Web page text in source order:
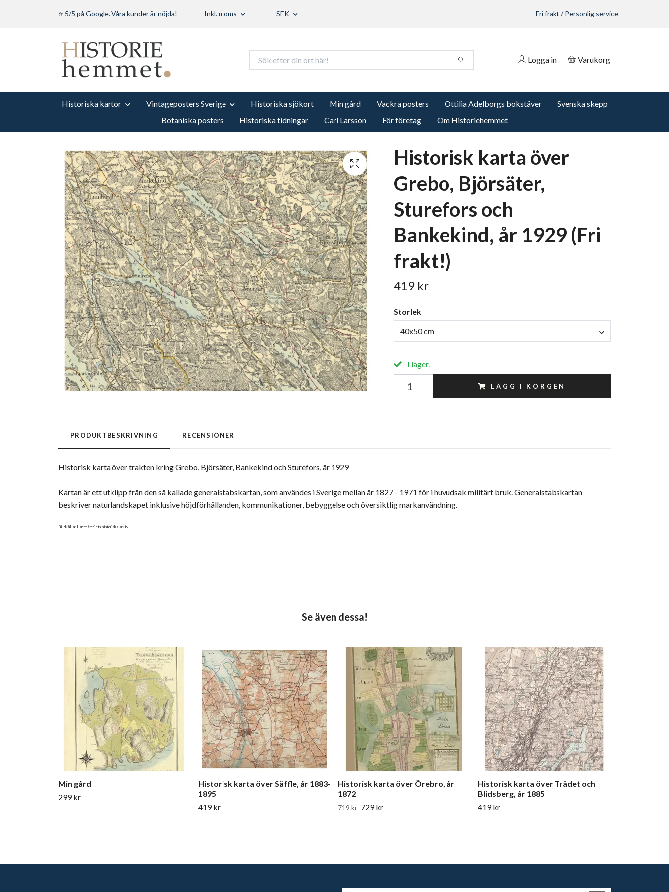
⭐ 5/5 på Google. Våra kunder är nöjda! Inkl. moms SEK Fri frakt / Personlig service
Logga in Varukorg
Historiska kartor Vintageposters Sverige Historiska sjökort Min gård Vackra posters Ottilia Adelborgs bokstäver
Svenska skepp
Botaniska posters
Historiska tidningar Carl Larsson För företag Om Historiehemmet
Historisk karta över
Grebo, Björsäter,
Sturefors och
Bankekind, år 1929 (Fri
frakt!)
419 kr
Storlek
40x50 cm
I lager.
LÄGG I KORGEN
PRODUKTBESKRIVNING RECENSIONER
Historisk karta över trakten kring Grebo, Björsäter, Bankekind och Sturefors, år 1929
Kartan är ett utklipp från den så kallade generalstabskartan, som användes i Sverige mellan år 1827 - 1971 för i huvudsak militärt bruk. Generalstabskartan
beskriver naturlandskapet inklusive höjdförhållanden, kommunikationer, bebyggelse och översiktlig markanvändning.
Bildkälla: Lantmäteriets historiska arkiv
Min gård
299 kr
Historisk karta över Säffle, år 1883-
1895
419 kr
Historisk karta över Örebro, år
1872
719 kr 729 kr
Historisk karta över Trädet och
Blidsberg, år 1885
419 kr